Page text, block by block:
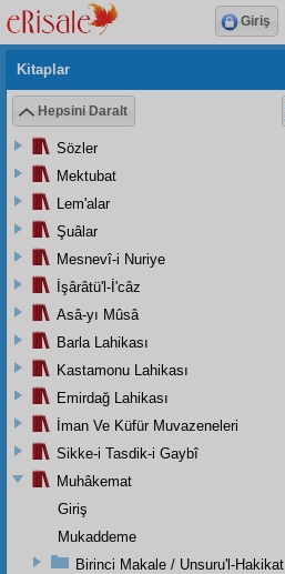
Kitaplar
Hepsini Daralt
Sözler
Mektubat
Lem'alar
Şuâlar
Mesnevî-i Nuriye
İşârâtü'l-İ'câz
Asâ-yı Mûsâ
Barla Lahikası
Kastamonu Lahikası
Emirdağ Lahikası
İman Ve Küfür Muvazeneleri
Sikke-i Tasdik-i Gaybî
Muhâkemat
Giriş
Mukaddeme
Birinci Makale / Unsuru'l-Hakikat
Giriş